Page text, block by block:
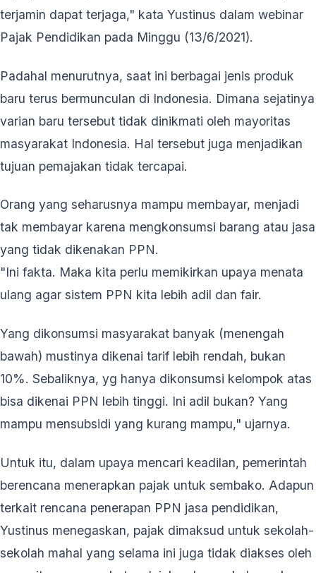
terjamin dapat terjaga," kata Yustinus dalam webinar
Pajak Pendidikan pada Minggu (13/6/2021).
Padahal menurutnya, saat ini berbagai jenis produk
baru terus bermunculan di Indonesia. Dimana sejatinya
varian baru tersebut tidak dinikmati oleh mayoritas
masyarakat Indonesia. Hal tersebut juga menjadikan
tujuan pemajakan tidak tercapai.
Orang yang seharusnya mampu membayar, menjadi
tak membayar karena mengkonsumsi barang atau jasa
yang tidak dikenakan PPN.
"Ini fakta. Maka kita perlu memikirkan upaya menata
ulang agar sistem PPN kita lebih adil dan fair.
Yang dikonsumsi masyarakat banyak (menengah
bawah) mustinya dikenai tarif lebih rendah, bukan
10%. Sebaliknya, yg hanya dikonsumsi kelompok atas
bisa dikenai PPN lebih tinggi. Ini adil bukan? Yang
mampu mensubsidi yang kurang mampu," ujarnya.
Untuk itu, dalam upaya mencari keadilan, pemerintah
berencana menerapkan pajak untuk sembako. Adapun
terkait rencana penerapan PPN jasa pendidikan,
Yustinus menegaskan, pajak dimaksud untuk sekolah-
sekolah mahal yang selama ini juga tidak diakses oleh